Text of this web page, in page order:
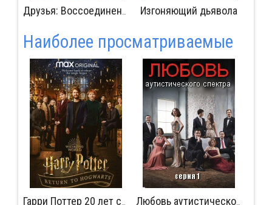
Друзья: Воссоединение Изгоняющий дьявола
Наиболее просматриваемые